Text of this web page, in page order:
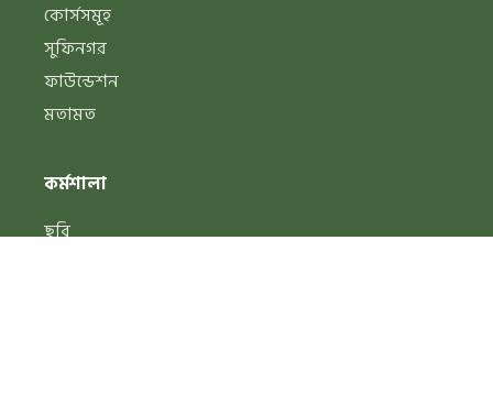
কোর্সসমূহ
সুফিনগর
ফাউন্ডেশন
মতামত
কর্মশালা
ছবি